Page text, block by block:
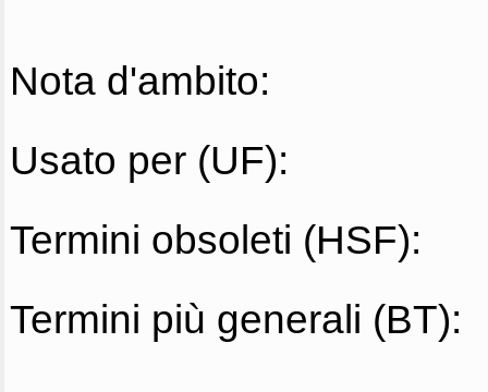
Nota d'ambito:
Usato per (UF):
Termini obsoleti (HSF):
Termini più generali (BT):